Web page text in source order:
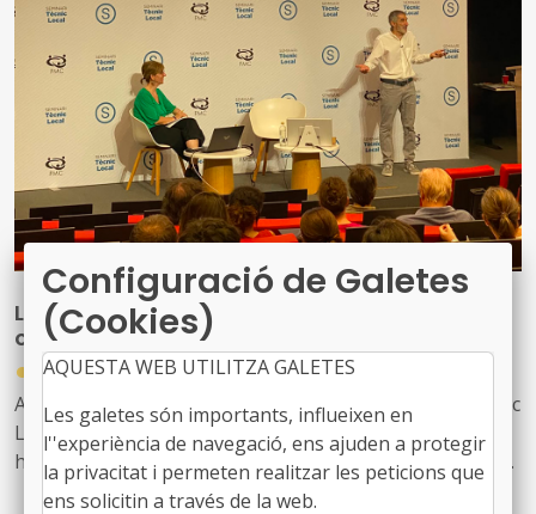
L’FMC parla del benestar integral al treball i
ofereix claus per generar entorns saludables
●
17/07/2026
Aquest matí hem celebrat una sessió del Seminari Tècnic
Local en la què hem pogut aprofundir en el benestar i
hem pogut gaudir d’unes interessants ponències sobre
equilibri intern, comunicació interpersonal i l’ordre com
Configuració de Galetes
(Cookies)
AQUESTA WEB UTILITZA GALETES
Les galetes són importants, influeixen en
l''experiència de navegació, ens ajuden a protegir
la privacitat i permeten realitzar les peticions que
ens solicitin a través de la web.